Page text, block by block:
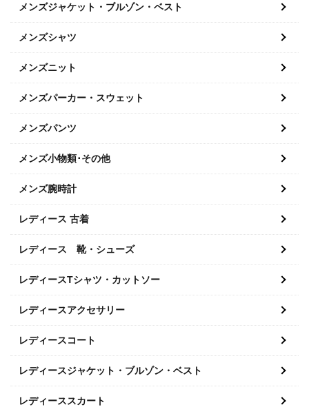
メンズジャケット・ブルゾン・ベスト
メンズシャツ
メンズニット
メンズパーカー・スウェット
メンズパンツ
メンズ小物類･その他
メンズ腕時計
レディース 古着
レディース 靴・シューズ
レディースTシャツ・カットソー
レディースアクセサリー
レディースコート
レディースジャケット・ブルゾン・ベスト
レディーススカート